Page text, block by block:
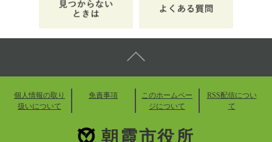
個人情報の取り
扱いについて
免責事項
このホームペー
ジについて
RSS配信につい
て
朝霞市役所